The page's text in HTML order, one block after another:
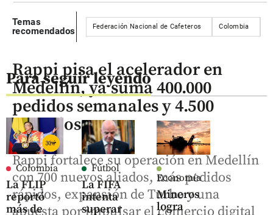
Temas
recomendados
Federación Nacional de Cafeteros Colombia
Para seguir leyendo
Colombia
La FLIP
reportó
más de
Fútbol
La FIFA
intenta
superar
Economía
Mineros
logra
Rappi pisa el acelerador en
Medellín, ya suma 400.000
pedidos semanales y 4.500
negocios
Rappi fortalece su operación en Medellín
con 700 nuevos aliados, más pedidos
rápidos, expansión de Turbo y una
apuesta por impulsar el comercio digital